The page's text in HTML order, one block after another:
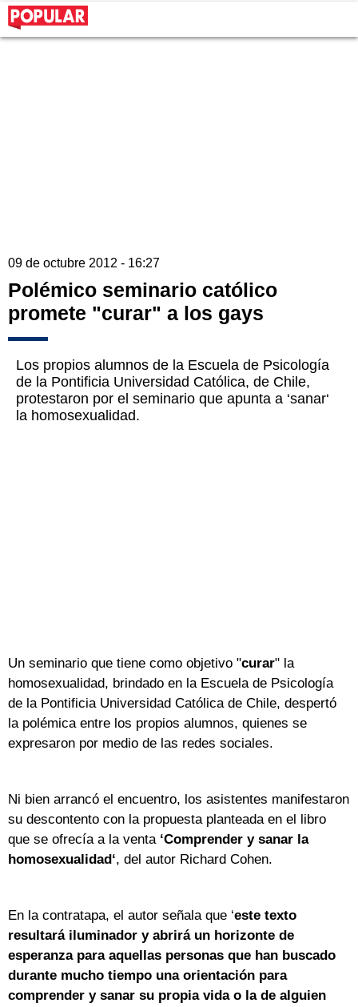
09 de octubre 2012 - 16:27
Polémico seminario católico
promete "curar" a los gays
Los propios alumnos de la Escuela de Psicología
de la Pontificia Universidad Católica, de Chile,
protestaron por el seminario que apunta a ‘sanar‘
la homosexualidad.
Un seminario que tiene como objetivo "curar" la
homosexualidad, brindado en la Escuela de Psicología
de la Pontificia Universidad Católica de Chile, despertó
la polémica entre los propios alumnos, quienes se
expresaron por medio de las redes sociales.
Ni bien arrancó el encuentro, los asistentes manifestaron
su descontento con la propuesta planteada en el libro
que se ofrecía a la venta ‘Comprender y sanar la
homosexualidad‘, del autor Richard Cohen.
En la contratapa, el autor señala que ‘este texto
resultará iluminador y abrirá un horizonte de
esperanza para aquellas personas que han buscado
durante mucho tiempo una orientación para
comprender y sanar su propia vida o la de alguien